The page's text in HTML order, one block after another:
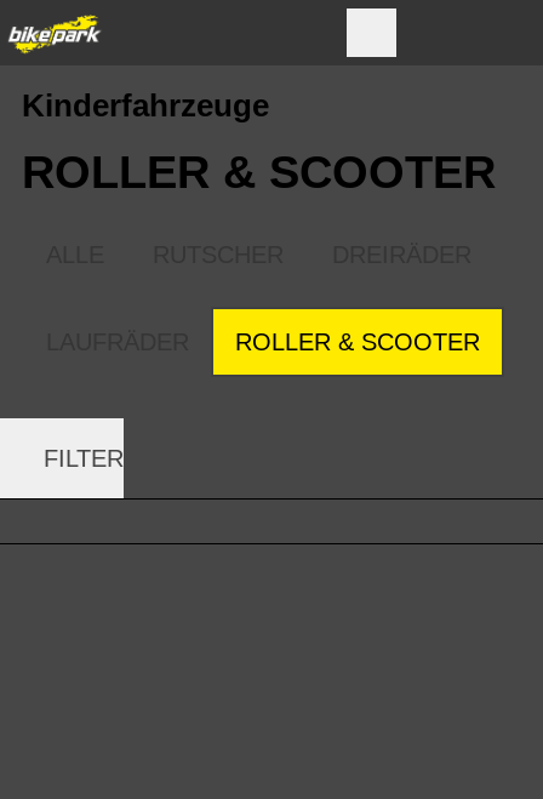
Kinderfahrzeuge
ROLLER & SCOOTER
ROLLER & SCOOTER
FILTER